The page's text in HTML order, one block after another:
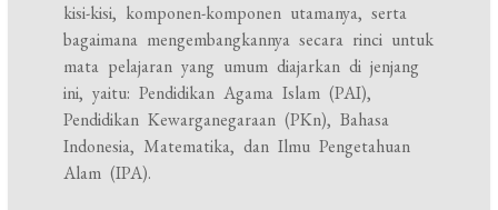
kisi-kisi, komponen-komponen utamanya, serta
bagaimana mengembangkannya secara rinci untuk
mata pelajaran yang umum diajarkan di jenjang
ini, yaitu: Pendidikan Agama Islam (PAI),
Pendidikan Kewarganegaraan (PKn), Bahasa
Indonesia, Matematika, dan Ilmu Pengetahuan
Alam (IPA).